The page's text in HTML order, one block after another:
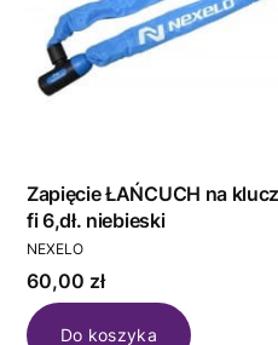
Zapięcie ŁAŃCUCH na klucz, ogniwa
fi 6,dł. niebieski
PRODUCENT
NEXELO
Cena
60,00 zł
Do koszyka